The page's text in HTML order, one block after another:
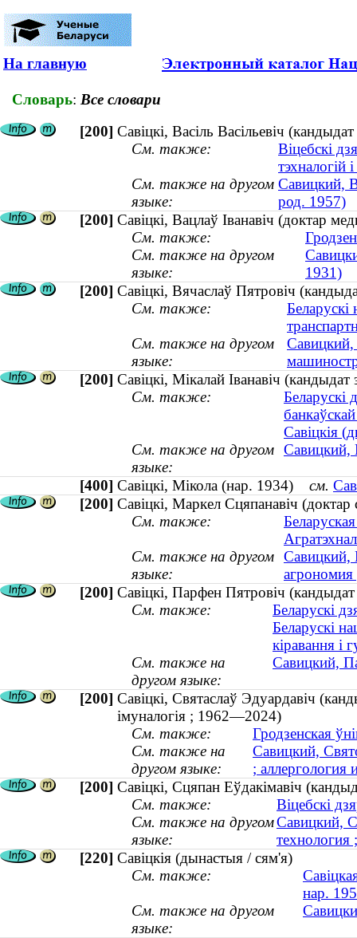
На главную
Словарь: Все словари
[200] Савіцкі, Васіль Васільевіч
См. также:
Віцебскі
тэхналогій
См. также на другом
языке:
Савицкий,
род. 1957)
[200] Савіцкі, Вацлаў Іванавіч (доктар
См. также:
См. также на другом
языке:
1931)
[200] Савіцкі, Вячаслаў Пятровіч
См. также:
Беларускі
См. также на другом
языке:
Савицкий,
[200] Савіцкі, Мікалай Іванавіч
См. также:
Беларускі
Савіцкія
См. также на другом
языке:
Савицкий,
[400] Савіцкі, Мікола (нар. 1934) см.
[200] Савіцкі, Маркел Сцяпанавіч
См. также:
См. также на другом
языке:
Савицкий,
[200] Савіцкі, Парфен Пятровіч
См. также:
Беларускі
Беларускі
кіравання і
См. также на
другом языке:
Савицкий,
[200] Савіцкі, Святаслаў Эдуардавіч
імуналогія ; 1962—2024)
См. также:
Гродзенская
См. также на
другом языке:
Савицкий,
;
[200] Савіцкі, Сцяпан Еўдакімавіч
См. также:
Віцебскі
См. также на другом
языке:
Савицкий,
[220] Савіцкія (дынастыя / сям'я)
См. также:
нар.
См. также на другом
языке: